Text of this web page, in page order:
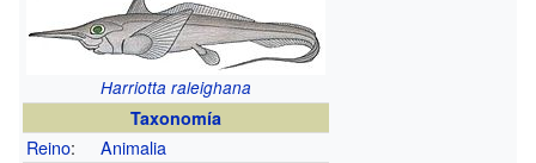
Harriotta raleighana
Taxonomía
Reino:
Animalia